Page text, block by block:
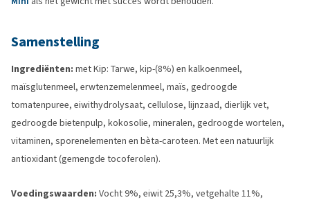
Samenstelling
Ingrediënten: met Kip: Tarwe, kip-(8%) en kalkoenmeel,
maïsglutenmeel, erwtenzemelenmeel, maïs, gedroogde
tomatenpuree, eiwithydrolysaat, cellulose, lijnzaad, dierlijk vet,
gedroogde bietenpulp, kokosolie, mineralen, gedroogde wortelen,
vitaminen, sporenelementen en bèta-caroteen. Met een natuurlijk
antioxidant (gemengde tocoferolen).
Voedingswaarden: Vocht 9%, eiwit 25,3%, vetgehalte 11%,